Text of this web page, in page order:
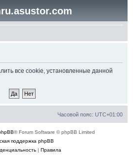
все cookie, установленные данной
Часовой пояс: UTC+01:00
® Forum Software © phpBB Limited
поддержка phpBB
| Правила